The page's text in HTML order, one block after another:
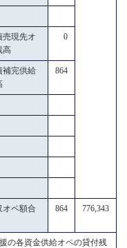
売現先オ
高
0
補完供給
864
オペ額合
864 776,343
の各資金供給オペの貸付残